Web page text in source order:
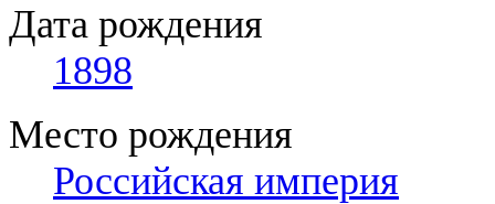
Дата рождения
1898
Место рождения
Российская империя